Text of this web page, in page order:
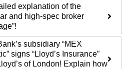
explanation of the
and high-spec broker
subsidiary “MEX
signs “Lloyd’s Insurance”
of London! Explain how